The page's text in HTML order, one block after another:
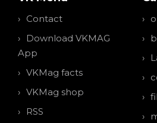
Contact
Download VKMAG
App
VKMag facts
VKMag shop
RSS